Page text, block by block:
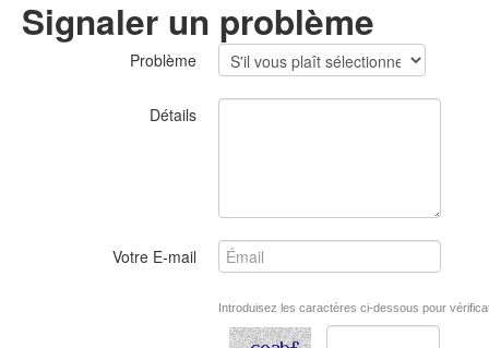
Signaler un problème
Problème
Détails
Votre E-mail
Introduisez les caractères ci-dessous pour